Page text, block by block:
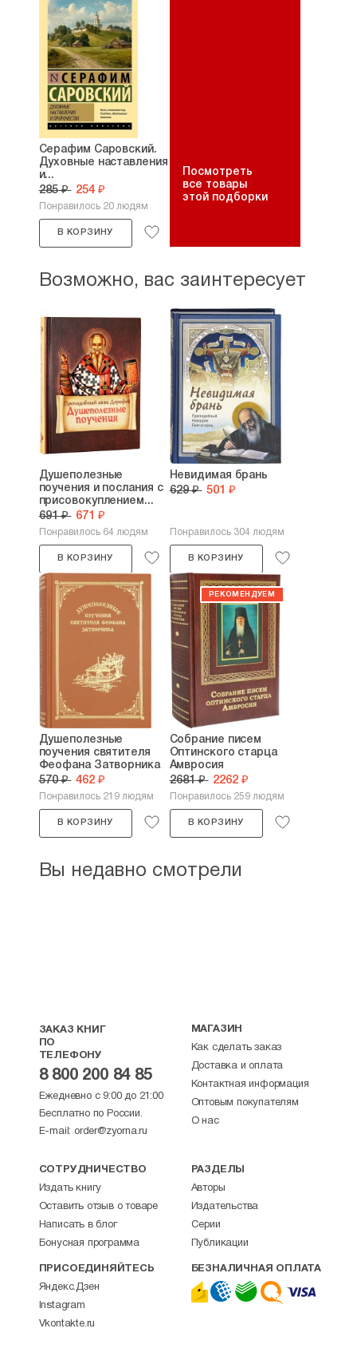
Серафим Саровский.
Духовные наставления
и...
285 ₽ 254 ₽
Понравилось 20 людям
В КОРЗИНУ
Посмотреть
все товары
этой подборки
Возможно, вас заинтересует
Душеполезные
поучения и послания с
присовокуплением...
691 ₽ 671 ₽
Понравилось 64 людям
В КОРЗИНУ
Невидимая брань
629 ₽ 501 ₽
Понравилось 304 людям
В КОРЗИНУ
Душеполезные
поучения святителя
Феофана Затворника
570 ₽ 462 ₽
Понравилось 219 людям
В КОРЗИНУ
Собрание писем
Оптинского старца
Амвросия
2681 ₽ 2262 ₽
Понравилось 259 людям
В КОРЗИНУ
Вы недавно смотрели
ЗАКАЗ КНИГ
ПО
ТЕЛЕФОНУ
8 800 200 84 85
Ежедневно с 9:00 до 21:00
Бесплатно по России.
E-mail: order@zyorna.ru
МАГАЗИН
Как сделать заказ
Доставка и оплата
Контактная информация
Оптовым покупателям
О нас
СОТРУДНИЧЕСТВО
Издать книгу
Оставить отзыв о товаре
Написать в блог
Бонусная программа
РАЗДЕЛЫ
Авторы
Издательства
Серии
Публикации
ПРИСОЕДИНЯЙТЕСЬ
Яндекс.Дзен
Instagram
Vkontakte.ru
БЕЗНАЛИЧНАЯ ОПЛАТА